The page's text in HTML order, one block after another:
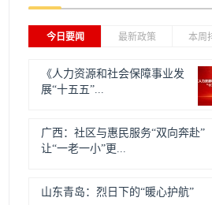
今日要闻 最新政策 本周
《人力资源和社会保障事业发
展“十五五”...
广西：社区与惠民服务“双向奔赴”
让“一老一小”更...
山东青岛：烈日下的“暖心护航”